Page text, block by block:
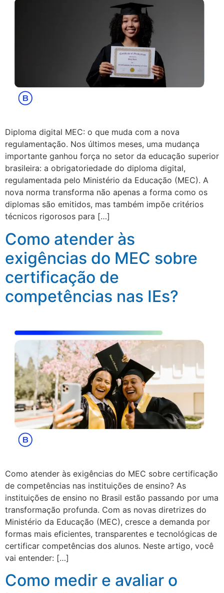
Diploma digital MEC: o que muda com a nova
regulamentação. Nos últimos meses, uma mudança
importante ganhou força no setor da educação superior
brasileira: a obrigatoriedade do diploma digital,
regulamentada pelo Ministério da Educação (MEC). A
nova norma transforma não apenas a forma como os
diplomas são emitidos, mas também impõe critérios
técnicos rigorosos para […]
Como atender às
exigências do MEC sobre
certificação de
competências nas IEs?
Como atender às exigências do MEC sobre certificação
de competências nas instituições de ensino? As
instituições de ensino no Brasil estão passando por uma
transformação profunda. Com as novas diretrizes do
Ministério da Educação (MEC), cresce a demanda por
formas mais eficientes, transparentes e tecnológicas de
certificar competências dos alunos. Neste artigo, você
vai entender: […]
Como medir e avaliar o